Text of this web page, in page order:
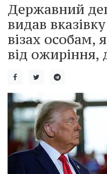
Державний
видав
візах особам,
від ожиріння,